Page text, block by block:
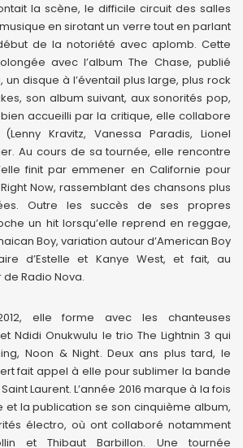
la scène, le difficile circuit des salles
en sirotant un verre tout en parlant
de la notoriété avec aplomb. Cette
avec l’album The Chase, publié
un disque à l’éventail plus large, plus rock
son album suivant, aux sonorités pop,
accueilli par la critique, elle collabore
Kravitz, Vanessa Paradis, Lionel
Au cours de sa tournée, elle rencontre
finit par emmener en Californie pour
Now, rassemblant des chansons plus
Outre les succès de ses propres
un hit lorsqu’elle reprend en reggae,
Boy, variation autour d’American Boy
d’Estelle et Kanye West, et fait, au
Radio Nova.
elle forme avec les chanteuses
Ndidi Onukwulu le trio The Lightnin 3 qui
Noon & Night. Deux ans plus tard, le
fait appel à elle pour sublimer la bande
Laurent. L’année 2016 marque à la fois
et la publication se son cinquième album,
électro, où ont collaboré notamment
et Thibaut Barbillon. Une tournée